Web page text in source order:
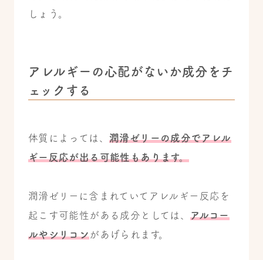
しょう。
アレルギーの心配がないか成分をチ
ェックする
体質によっては、 潤滑ゼリーの成分でアレル
ギー反応が出る可能性もあります。
潤滑ゼリーに含まれていてアレルギー反応を
起こす可能性がある成分としては、アルコー
ルやシリコンがあげられます。